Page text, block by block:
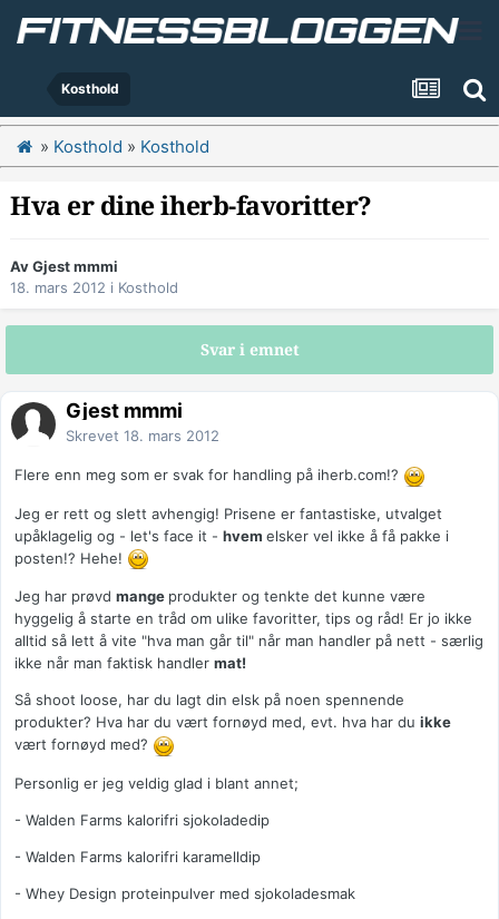
Kosthold
» Kosthold » Kosthold
Hva er dine iherb-favoritter?
Av Gjest mmmi
18. mars 2012 i Kosthold
Svar i emnet
Gjest mmmi
Skrevet 18. mars 2012
Flere enn meg som er svak for handling på iherb.com!?
Jeg er rett og slett avhengig! Prisene er fantastiske, utvalget
upåklagelig og - let's face it - hvem elsker vel ikke å få pakke i
posten!? Hehe!
Jeg har prøvd mange produkter og tenkte det kunne være
hyggelig å starte en tråd om ulike favoritter, tips og råd! Er jo ikke
alltid så lett å vite "hva man går til" når man handler på nett - særlig
ikke når man faktisk handler mat!
Så shoot loose, har du lagt din elsk på noen spennende
produkter? Hva har du vært fornøyd med, evt. hva har du ikke
vært fornøyd med?
Personlig er jeg veldig glad i blant annet;
- Walden Farms kalorifri sjokoladedip
- Walden Farms kalorifri karamelldip
- Whey Design proteinpulver med sjokoladesmak